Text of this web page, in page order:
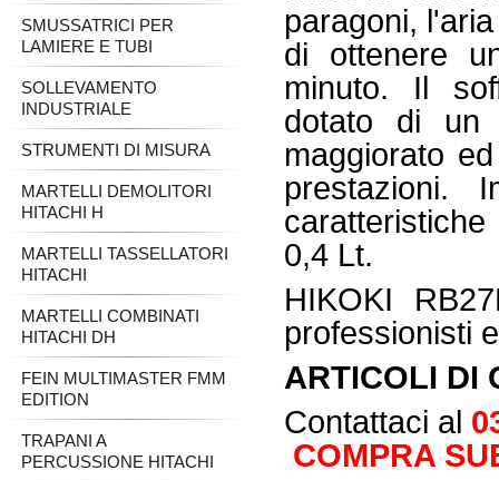
paragoni,
di ottenere
minuto. Il
dotato di un
maggiorato
prestazioni.
0,4 Lt.
HIKOKI
professionisti
ARTICOLI DI
Contattaci al
COMPRA
SMUSSATRICI PER
LAMIERE E TUBI
SOLLEVAMENTO
INDUSTRIALE
STRUMENTI DI MISURA
MARTELLI DEMOLITORI
HITACHI H
MARTELLI TASSELLATORI
HITACHI
MARTELLI COMBINATI
HITACHI DH
FEIN MULTIMASTER FMM
EDITION
TRAPANI A
PERCUSSIONE HITACHI